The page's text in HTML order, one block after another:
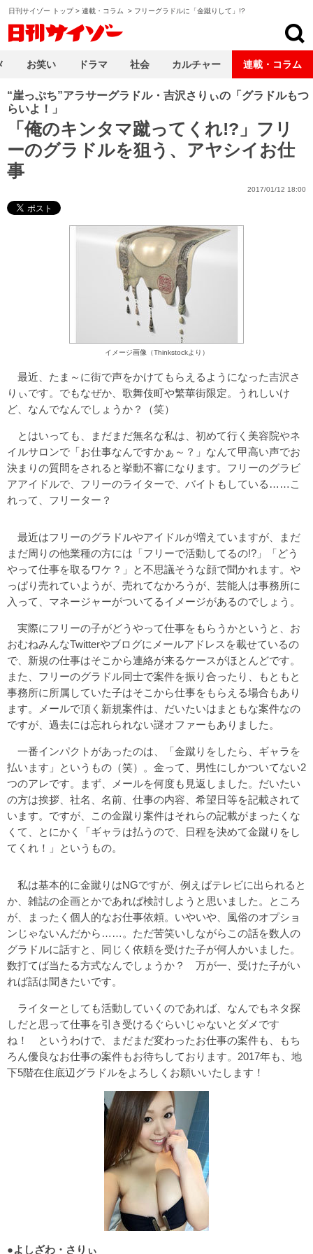
日刊サイゾー トップ> 連載・コラム > フリーグラドルに「金蹴りして」!?
“崖っぷち”アラサーグラドル・吉沢さりぃの「グラドルもつ
らいよ！」
「俺のキンタマ蹴ってくれ!?」フリ
ーのグラドルを狙う、アヤシイお仕
事
2017/01/12 18:00
イメージ画像（Thinkstockより）
最近、たま～に街で声をかけてもらえるようになった吉沢さ
りぃです。でもなぜか、歌舞伎町や繁華街限定。うれしいけ
ど、なんでなんでしょうか？（笑）
とはいっても、まだまだ無名な私は、初めて行く美容院やネ
イルサロンで「お仕事なんですかぁ～？」なんて甲高い声でお
決まりの質問をされると挙動不審になります。フリーのグラビ
アアイドルで、フリーのライターで、バイトもしている……こ
れって、フリーター？
最近はフリーのグラドルやアイドルが増えていますが、まだ
まだ周りの他業種の方には「フリーで活動してるの!?」「どう
やって仕事を取るワケ？」と不思議そうな顔で聞かれます。や
っぱり売れていようが、売れてなかろうが、芸能人は事務所に
入って、マネージャーがついてるイメージがあるのでしょう。
実際にフリーの子がどうやって仕事をもらうかというと、お
おむねみんなTwitterやブログにメールアドレスを載せているの
で、新規の仕事はそこから連絡が来るケースがほとんどです。
また、フリーのグラドル同士で案件を振り合ったり、もともと
事務所に所属していた子はそこから仕事をもらえる場合もあり
ます。メールで頂く新規案件は、だいたいはまともな案件なの
ですが、過去には忘れられない謎オファーもありました。
一番インパクトがあったのは、「金蹴りをしたら、ギャラを
払います」というもの（笑）。金って、男性にしかついてない2
つのアレです。まず、メールを何度も見返しました。だいたい
の方は挨拶、社名、名前、仕事の内容、希望日等を記載されて
います。ですが、この金蹴り案件はそれらの記載がまったくな
くて、とにかく「ギャラは払うので、日程を決めて金蹴りをし
てくれ！」というもの。
私は基本的に金蹴りはNGですが、例えばテレビに出られると
か、雑誌の企画とかであれば検討しようと思いました。ところ
が、まったく個人的なお仕事依頼。いやいや、風俗のオプショ
ンじゃないんだから……。ただ苦笑いしながらこの話を数人の
グラドルに話すと、同じく依頼を受けた子が何人かいました。
数打てば当たる方式なんでしょうか？ 万が一、受けた子がい
れば話は聞きたいです。
ライターとしても活動していくのであれば、なんでもネタ探
しだと思って仕事を引き受けるぐらいじゃないとダメです
ね！ というわけで、まだまだ変わったお仕事の案件も、もち
ろん優良なお仕事の案件もお待ちしております。2017年も、地
下5階在住底辺グラドルをよろしくお願いいたします！
●よしざわ・さりぃ
お笑い ドラマ 社会 カルチャー 連載・コラム